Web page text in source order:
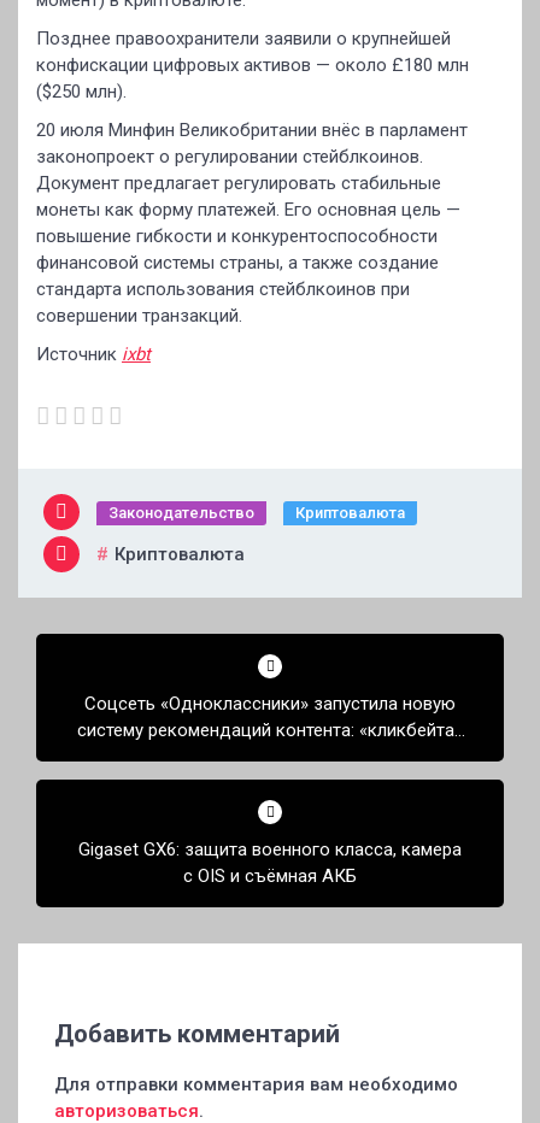
Позднее правоохранители заявили о крупнейшей
конфискации цифровых активов — около £180 млн
($250 млн).
20 июля Минфин Великобритании внёс в парламент
законопроект о регулировании стейблкоинов.
Документ предлагает регулировать стабильные
монеты как форму платежей. Его основная цель —
повышение гибкости и конкурентоспособности
финансовой системы страны, а также создание
стандарта использования стейблкоинов при
совершении транзакций.
Источник ixbt
Законодательство Криптовалюта
Криптовалюта
Навигация
записямСоцсеть «Одноклассники» запустила новую
систему рекомендаций контента: «кликбейта»
и мусора станет меньше
Gigaset GX6: защита военного класса, камера
с OIS и съёмная АКБ
Добавить комментарий
Для отправки комментария вам необходимо
авторизоваться.